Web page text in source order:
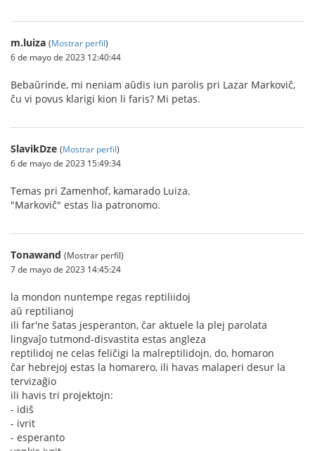
m.luiza (Mostrar perfil)
6 de mayo de 2023 12:40:44
Bebaŭrinde, mi neniam aŭdis iun parolis pri Lazar Markoviĉ,
ĉu vi povus klarigi kion li faris? Mi petas.
SlavikDze (Mostrar perfil)
6 de mayo de 2023 15:49:34
Temas pri Zamenhof, kamarado Luiza.
"Markoviĉ" estas lia patronomo.
Tonawand (Mostrar perfil)
7 de mayo de 2023 14:45:24
la mondon nuntempe regas reptiliidoj
aŭ reptilianoj
ili far'ne ŝatas jesperanton, ĉar aktuele la plej parolata
lingvaĵo tutmond-disvastita estas angleza
reptilidoj ne celas feliĉigi la malreptilidojn, do, homaron
ĉar hebrejoj estas la homarero, ili havas malaperi desur la
tervizaĝio
ili havis tri projektojn:
- idiŝ
- ivrit
- esperanto